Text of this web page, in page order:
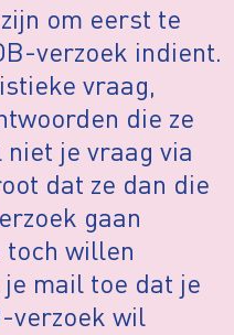
om eerst te
verzoek indient.
vraag,
die ze
je vraag via
dat ze dan die
gaan
toch willen
mail toe dat je
verzoek wil